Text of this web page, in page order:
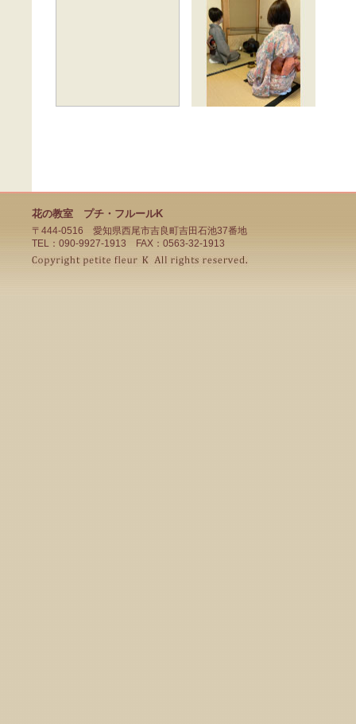
花の教室 プチ・フルールK
〒444-0516 愛知県西尾市吉良町吉田石池37番地
TEL：090-9927-1913 FAX： 0563-32-1913